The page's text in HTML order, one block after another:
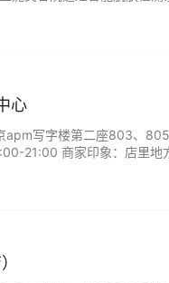
心
apm写字楼第二座803、
21:00 商家印象：店里地